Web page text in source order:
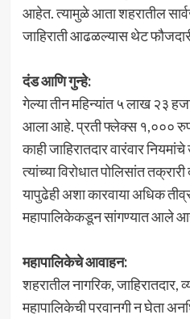
आहेत. त्यामुळे आता शहरातील
जाहिराती आढळल्यास थेट
दंड आणि गुन्हे:
गेल्या तीन महिन्यांत ५ लाख २३
आला आहे. प्रती फ्लेक्स १,०००
काही जाहिरातदार वारंवार
त्यांच्या विरोधात पोलिसांत
यापुढेही अशा कारवाया अधिक
महापालिकेकडून सांगण्यात आले
महापालिकेचे आवाहन:
शहरातील नागरिक, जाहिरातदार,
महापालिकेची परवानगी न घेता